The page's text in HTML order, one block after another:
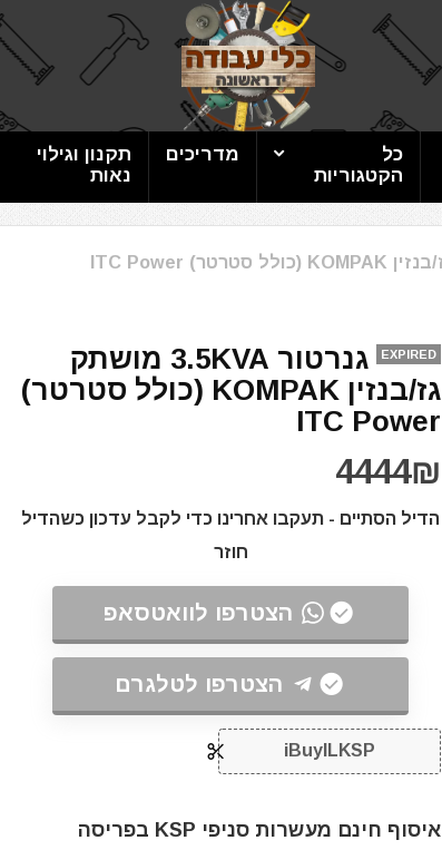
כל
הקטגוריות
מדריכים
תקנון וגילוי
נאות
EXPIRED
גנרטור 3.5KVA מושתק
גז/בנזין KOMPAK (כולל סטרטר)
ITC Power
4444₪
הדיל הסתיים - תעקבו אחרינו כדי לקבל עדכון כשהדיל
חוזר
הצטרפו לוואטסאפ
הצטרפו לטלגרם
iBuyILKSP
איסוף חינם מעשרות סניפי KSP בפריסה